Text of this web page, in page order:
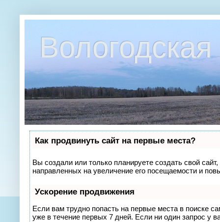
Вологодская
Как продвинуть сайт на первые места?
Вы создали или только планируете создать свой
направленных на увеличение его посещаемости и
Ускорение продвижения
Если вам трудно попасть на первые места в поиске
уже в течение первых 7 дней. Если ни один запрос у